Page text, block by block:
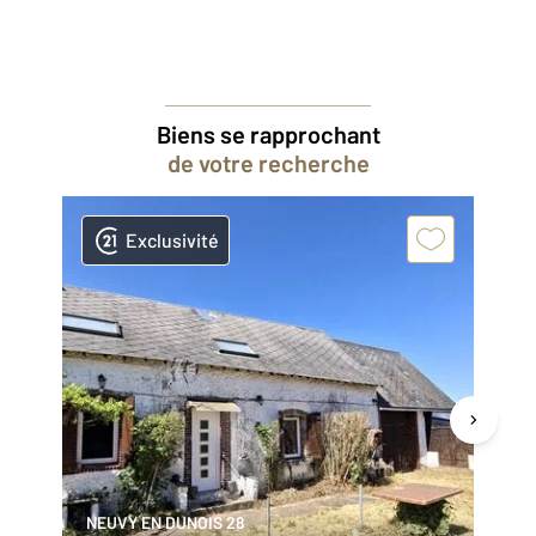
Biens se rapprochant
de votre recherche
Exclusivité
NEUVY EN DUNOIS 28